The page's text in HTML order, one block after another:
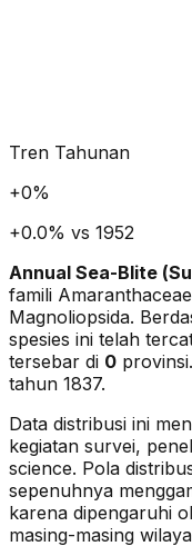
Tren Tahunan
+0%
+0.0% vs 1952
Annual Sea-Blite (
famili Amaranthaceae
Magnoliopsida.
spesies ini telah
tersebar di 0 provinsi.
tahun 1837.
Data distribusi ini
kegiatan survei,
science. Pola
sepenuhnya
karena dipengaruhi
masing-masing